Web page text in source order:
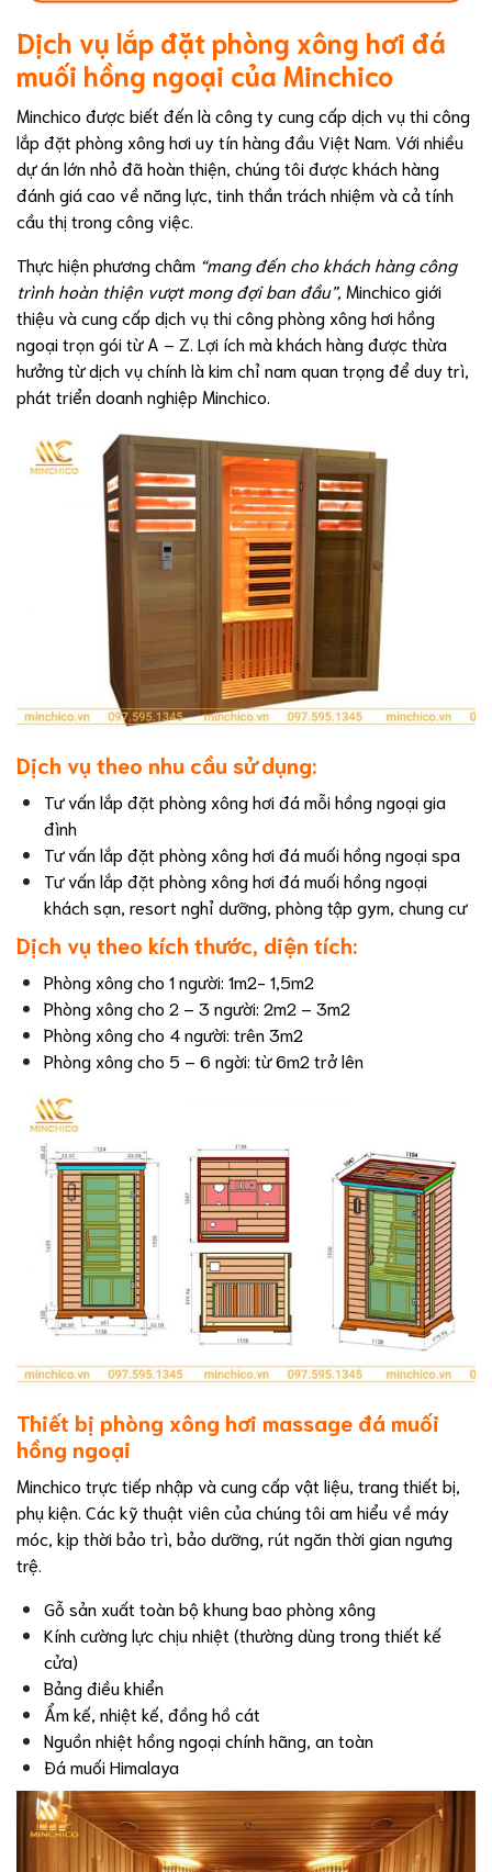
Dịch vụ lắp đặt phòng xông hơi đá
muối hồng ngoại của Minchico
Minchico được biết đến là công ty cung cấp dịch vụ thi công
lắp đặt phòng xông hơi uy tín hàng đầu Việt Nam. Với nhiều
dự án lớn nhỏ đã hoàn thiện, chúng tôi được khách hàng
đánh giá cao về năng lực, tinh thần trách nhiệm và cả tính
cầu thị trong công việc.
Thực hiện phương châm “mang đến cho khách hàng công
trình hoàn thiện vượt mong đợi ban đầu”, Minchico giới
thiệu và cung cấp dịch vụ thi công phòng xông hơi hồng
ngoại trọn gói từ A – Z. Lợi ích mà khách hàng được thừa
hưởng từ dịch vụ chính là kim chỉ nam quan trọng để duy trì,
phát triển doanh nghiệp Minchico.
Dịch vụ theo nhu cầu sử dụng:
Tư vấn lắp đặt phòng xông hơi đá mỗi hồng ngoại gia
đình
Tư vấn lắp đặt phòng xông hơi đá muối hồng ngoại spa
Tư vấn lắp đặt phòng xông hơi đá muối hồng ngoại
khách sạn, resort nghỉ dưỡng, phòng tập gym, chung cư
Dịch vụ theo kích thước, diện tích:
Phòng xông cho 1 người: 1m2- 1,5m2
Phòng xông cho 2 – 3 người: 2m2 – 3m2
Phòng xông cho 4 người: trên 3m2
Phòng xông cho 5 – 6 ngời: từ 6m2 trở lên
Thiết bị phòng xông hơi massage đá muối
hồng ngoại
Minchico trực tiếp nhập và cung cấp vật liệu, trang thiết bị,
phụ kiện. Các kỹ thuật viên của chúng tôi am hiểu về máy
móc, kịp thời bảo trì, bảo dưỡng, rút ngăn thời gian ngưng
trệ.
Gỗ sản xuất toàn bộ khung bao phòng xông
Kính cường lực chịu nhiệt (thường dùng trong thiết kế
cửa)
Bảng điều khiển
Ẩm kế, nhiệt kế, đồng hồ cát
Nguồn nhiệt hồng ngoại chính hãng, an toàn
Đá muối Himalaya